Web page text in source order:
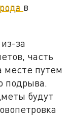
в
за
часть
месте путем
подрыва.
будут